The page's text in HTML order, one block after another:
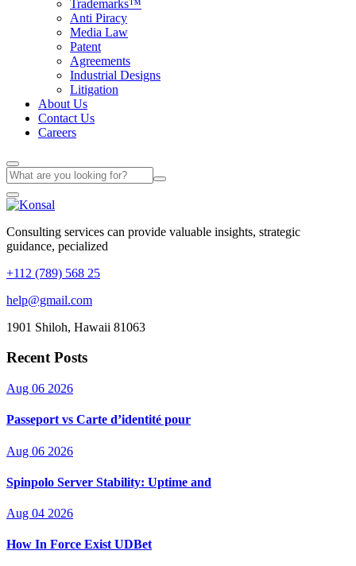
Trademarks™
Anti Piracy
Media Law
Patent
Agreements
Industrial Designs
Litigation
About Us
Contact Us
Careers
Consulting services can provide valuable insights, strategic
guidance, pecialized
+112 (789) 568 25
help@gmail.com
1901 Shiloh, Hawaii 81063
Recent Posts
Aug 06 2026
Passeport vs Carte d’identité pour
Aug 06 2026
Spinpolo Server Stability: Uptime and
Aug 04 2026
How In Force Exist UDBet